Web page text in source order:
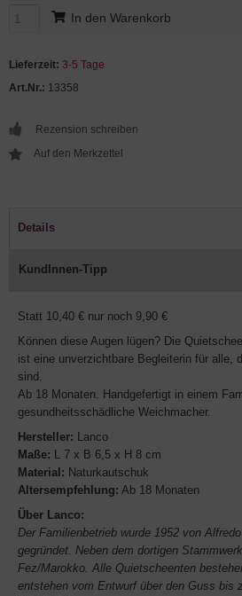
In den Warenkorb
Lieferzeit: 3-5 Tage
Art.Nr.: 13358
Rezension schreiben
Details
KundInnen-Tipp
Statt 10,40 € nur noch 9,90 €
Können diese Augen lügen? Die
ist eine unverzichtbare Begleiterin für alle,
sind.
Ab 18 Monaten. Handgefertigt in einem
gesundheitsschädliche Weichmacher.
Hersteller: Lanco
Maße: L 7 x B 6,5 x H 8 cm
Material: Naturkautschuk
Altersempfehlung: Ab 18 Monaten
Über Lanco:
Der Familienbetrieb wurde 1952 von
gegründet. Neben dem dortigen
Fez/Marokko. Alle Quietscheenten
entstehen vom Entwurf über den Guss bis